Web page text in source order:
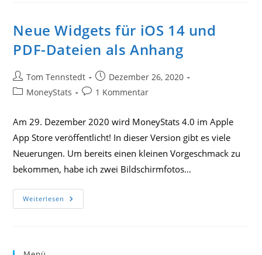
Sparen
Mit
Deiner
Finanzplanung
Für
Jahr
2022!
Neue Widgets für iOS 14 und
PDF-Dateien als Anhang
Beitrags-
Autor:
Tom Tennstedt
Beitrag
veröffentlicht:
Dezember 26, 2020
Beitrags-
MoneyStats
Beitrags-
1 Kommentar
Am 29. Dezember 2020 wird MoneyStats 4.0 im Apple
App Store veröffentlicht! In dieser Version gibt es viele
Neuerungen. Um bereits einen kleinen Vorgeschmack zu
bekommen, habe ich zwei Bildschirmfotos…
Weiterlesen Neue
Widgets